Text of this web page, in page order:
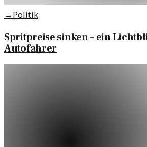
→Politik
Spritpreise sinken – ein
Autofahrer